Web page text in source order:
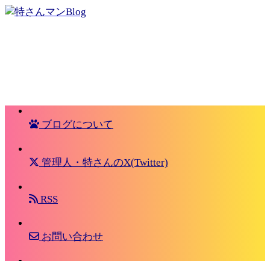
ブログについて
管理人・特さんのX(Twitter)
RSS
お問い合わせ